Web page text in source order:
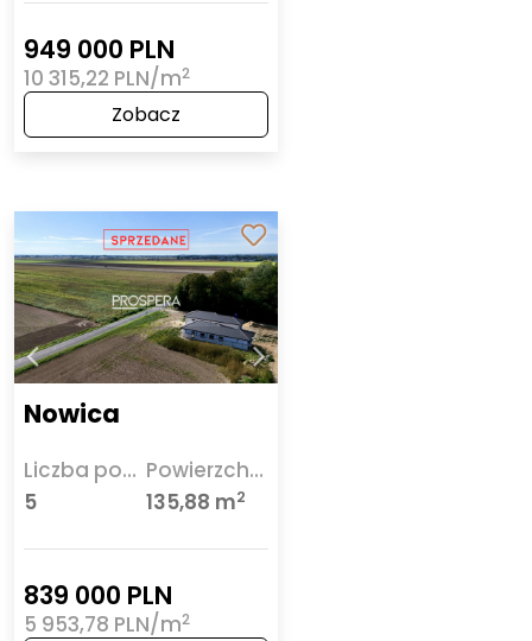
949 000 PLN
10 315,22 PLN/m2
Zobacz
Nowica
Liczba pokoi
5
Powierzchnia
135,88 m2
839 000 PLN
5 953,78 PLN/m2